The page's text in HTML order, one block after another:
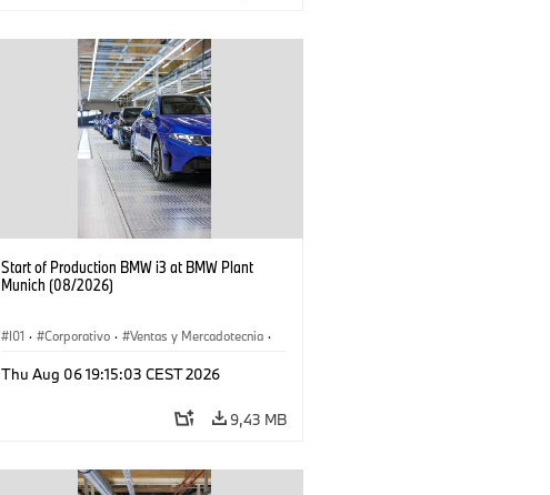
Start of Production BMW i3 at BMW Plant
Munich (08/2026)
I01 · Corporativo · Ventas y Mercadotecnia ·
Thu Aug 06 19:15:03 CEST 2026
9,43 MB